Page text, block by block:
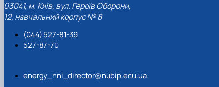
03041, м. Київ, вул. Героїв Оборони,
12, навчальний корпус № 8
(044) 527-81-39
527-87-70
energy_nni_director@nubip.edu.ua